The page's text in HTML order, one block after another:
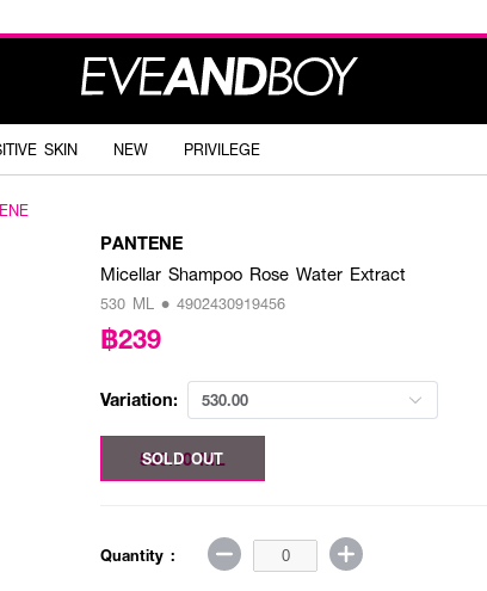
SKIN NEW PRIVILEGE
PANTENE
Micellar Shampoo Rose Water Extract
530 ML • 4902430919456
฿239
Variation: 530.00
530.00 ML
SOLD OUT
Quantity :